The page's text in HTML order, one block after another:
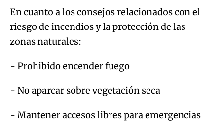
En cuanto a los consejos relacionados con el
riesgo de incendios y la protección de las
zonas naturales:
- Prohibido encender fuego
- No aparcar sobre vegetación seca
- Mantener accesos libres para emergencias